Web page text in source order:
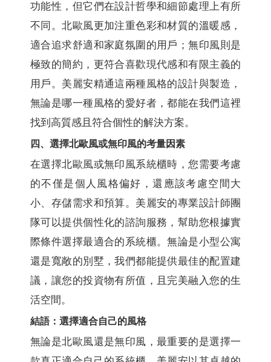
功能性，但它們在設計哲學和細節處理上有所
不同。北歐風更加注重色彩和材質的溫暖感，
適合追求舒適和家庭氛圍的用戶；無印風則是
極致的簡約，更符合喜歡現代感和有限主義的
用戶。美麗安精通這兩種風格的設計與製造，
無論是哪一種風格的愛好者，都能在我們這裡
找到高質感且符合個性的解決方案。
四、選擇北歐風或無印風的考量因素
在選擇北歐風或無印風系統櫃時，您需要考慮
的不僅是個人風格偏好，還應該考慮空間大
小、存儲需求和預算。美麗安的專業設計師團
隊可以提供個性化的諮詢服務，幫助您根據實
際條件選擇最適合的系統櫃。無論是小型公寓
還是寬敞的別墅，我們都能提供最佳的配置建
議，讓您的投資物有所值，且完美融入您的生
活空間。
結語：選擇適合自己的風格
無論是北歐風還是無印風，最重要的是選擇一